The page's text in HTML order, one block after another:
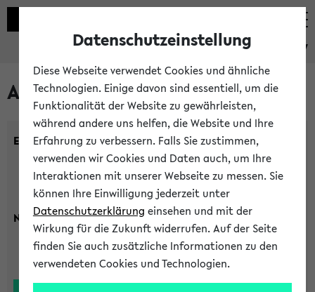
eKVV
Alle Lehrenden
Einrichtung:
Nachname:
Datenschutzeinstellung
Diese Webseite verwendet Cookies und ähnliche
Technologien. Einige davon sind essentiell, um die
Funktionalität der Website zu gewährleisten,
während andere uns helfen, die Website und Ihre
Erfahrung zu verbessern. Falls Sie zustimmen,
verwenden wir Cookies und Daten auch, um Ihre
Interaktionen mit unserer Webseite zu messen. Sie
können Ihre Einwilligung jederzeit unter
Datenschutzerklärung einsehen und mit der
Wirkung für die Zukunft widerrufen. Auf der Seite
finden Sie auch zusätzliche Informationen zu den
verwendeten Cookies und Technologien.